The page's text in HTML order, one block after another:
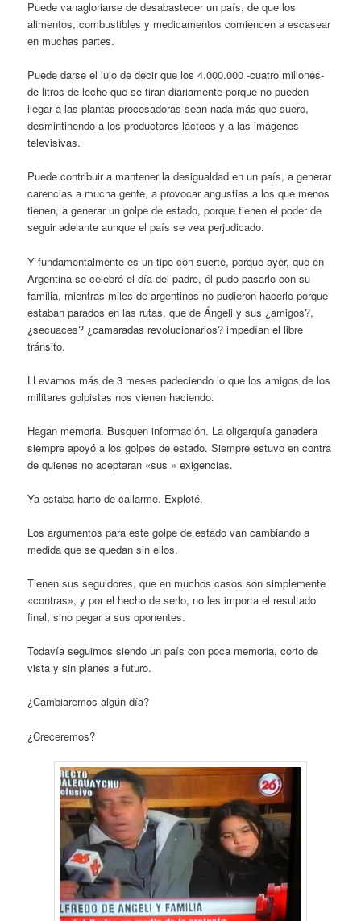
Puede vanagloriarse de desabastecer un país, de que los
alimentos, combustibles y medicamentos comiencen a escasear
en muchas partes.
Puede darse el lujo de decir que los 4.000.000 -cuatro millones-
de litros de leche que se tiran diariamente porque no pueden
llegar a las plantas procesadoras sean nada más que suero,
desmintinendo a los productores lácteos y a las imágenes
televisivas.
Puede contribuir a mantener la desigualdad en un país, a generar
carencias a mucha gente, a provocar angustias a los que menos
tienen, a generar un golpe de estado, porque tienen el poder de
seguir adelante aunque el país se vea perjudicado.
Y fundamentalmente es un tipo con suerte, porque ayer, que en
Argentina se celebró el día del padre, él pudo pasarlo con su
familia, mientras miles de argentinos no pudieron hacerlo porque
estaban parados en las rutas, que de Ángeli y sus ¿amigos?,
¿secuaces? ¿camaradas revolucionarios? impedían el libre
tránsito.
LLevamos más de 3 meses padeciendo lo que los amigos de los
militares golpistas nos vienen haciendo.
Hagan memoria. Busquen información. La oligarquía ganadera
siempre apoyó a los golpes de estado. Siempre estuvo en contra
de quienes no aceptaran «sus » exigencias.
Ya estaba harto de callarme. Exploté.
Los argumentos para este golpe de estado van cambiando a
medida que se quedan sin ellos.
Tienen sus seguidores, que en muchos casos son simplemente
«contras», y por el hecho de serlo, no les importa el resultado
final, sino pegar a sus oponentes.
Todavía seguimos siendo un país con poca memoria, corto de
vista y sin planes a futuro.
¿Cambiaremos algún día?
¿Creceremos?